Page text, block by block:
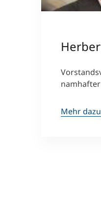
Mehr dazu